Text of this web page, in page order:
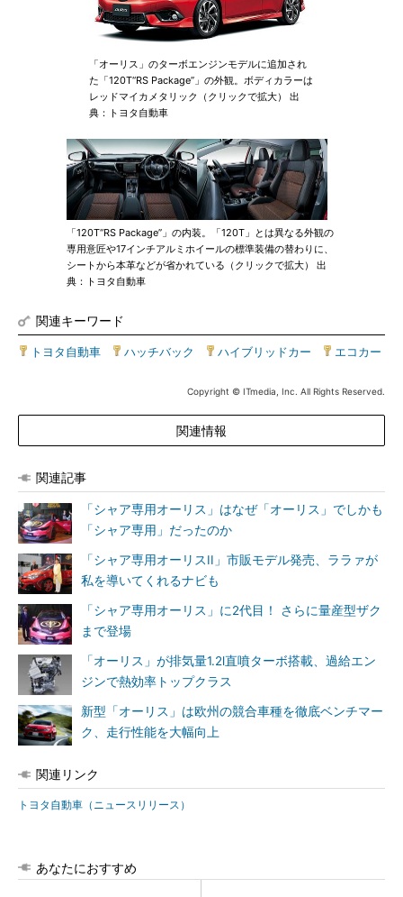
「オーリス」のターボエンジンモデルに追加され
た「120T“RS Package”」の外観。ボディカラーは
レッドマイカメタリック（クリックで拡大） 出
典：トヨタ自動車
「120T“RS Package”」の内装。「120T」とは異なる外観の
専用意匠や17インチアルミホイールの標準装備の替わりに、
シートから本革などが省かれている（クリックで拡大） 出
典：トヨタ自動車
関連キーワード
トヨタ自動車 ハッチバック ハイブリッドカー エコカー
Copyright © ITmedia, Inc. All Rights Reserved.
関連情報
関連記事
「シャア専用オーリス」はなぜ「オーリス」でしかも
「シャア専用」だったのか
「シャア専用オーリスII」市販モデル発売、ララァが
私を導いてくれるナビも
「シャア専用オーリス」に2代目！ さらに量産型ザク
まで登場
「オーリス」が排気量1.2l直噴ターボ搭載、過給エン
ジンで熱効率トップクラス
新型「オーリス」は欧州の競合車種を徹底ベンチマー
ク、走行性能を大幅向上
関連リンク
トヨタ自動車（ニュースリリース）
あなたにおすすめ